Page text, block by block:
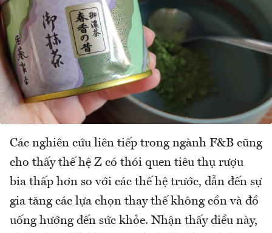
Các nghiên cứu liên tiếp trong ngành F&B cũng
cho thấy thế hệ Z có thói quen tiêu thụ rượu
bia thấp hơn so với các thế hệ trước, dẫn đến sự
gia tăng các lựa chọn thay thế không cồn và đồ
uống hướng đến sức khỏe. Nhận thấy điều này,